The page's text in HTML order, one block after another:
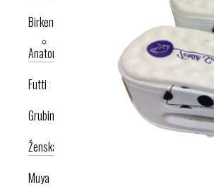
Birkenstock
Anatomska obutev
Poletna kolekcija
Futti
Grubin
Ženska celoletna kolekcija
Muya